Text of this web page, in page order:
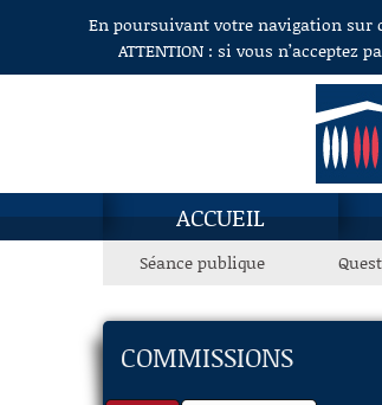
Aller au contenuEn poursuivant votre navigation sur
ATTENTION : si vous
ACCUEIL
Séance publique
COMMISSIONS